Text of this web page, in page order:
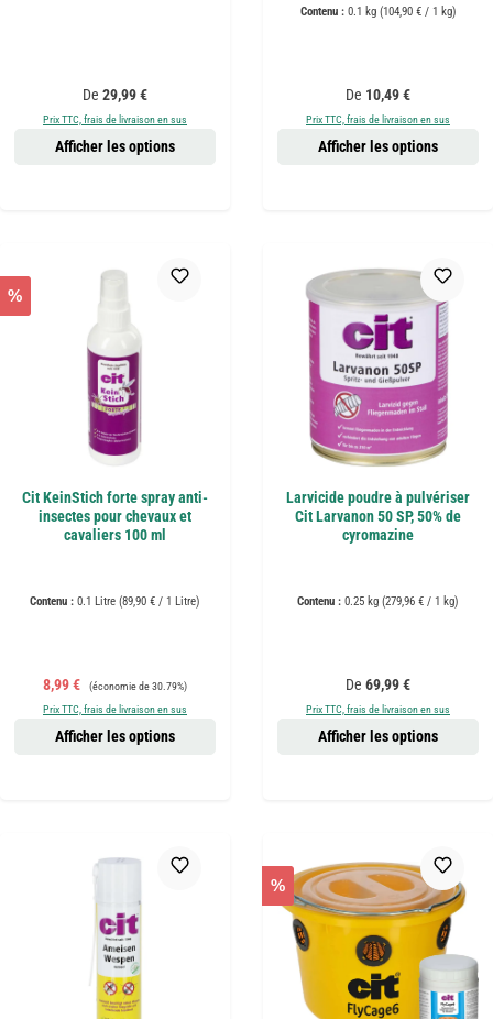
Prix régulier :
De 29,99 €
Prix TTC, frais de livraison en sus
Afficher les options
Contenu : 0.1 kg (104,90 € / 1 kg)
Prix régulier :
De 10,49 €
Prix TTC, frais de livraison en sus
Afficher les options
%
Cit KeinStich forte spray anti-
insectes pour chevaux et
cavaliers 100 ml
Contenu : 0.1 Litre (89,90 € / 1 Litre)
Prix de vente :
8,99 € Prix régulier :
(économie de 30.79%)
Prix TTC, frais de livraison en sus
Afficher les options
Larvicide poudre à pulvériser
Cit Larvanon 50 SP, 50% de
cyromazine
Contenu : 0.25 kg (279,96 € / 1 kg)
Prix régulier :
De 69,99 €
Prix TTC, frais de livraison en sus
Afficher les options
%